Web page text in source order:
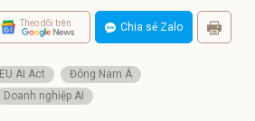
Theo dõi trên Chia sẻ Zalo
EU AI Act
Đông Nam Á
Doanh nghiệp AI